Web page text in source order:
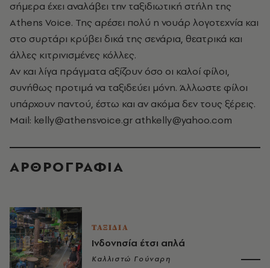
σήμερα έχει αναλάβει την ταξιδιωτική στήλη της
Athens Voice. Της αρέσει πολύ η νουάρ λογοτεχνία και
στο συρτάρι κρύβει δικά της σενάρια, θεατρικά και
άλλες κιτρινισμένες κόλλες.
Αν και λίγα πράγματα αξίζουν όσο οι καλοί φίλοι,
συνήθως προτιμά να ταξιδεύει μόνη. Άλλωστε φίλοι
υπάρχουν παντού, έστω και αν ακόμα δεν τους ξέρεις.
Mail: kelly@athensvoice.gr athkelly@yahoo.com
ΑΡΘΡΟΓΡΑΦΙΑ
ΤΑΞΙΔΙΑ
Ινδονησία έτσι απλά
Καλλιστώ Γούναρη